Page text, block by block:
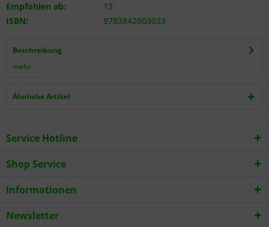
Empfohlen ab:
13
ISBN:
9783842003033
Beschreibung
mehr
Ähnliche Artikel
Service Hotline
Shop Service
Informationen
Newsletter